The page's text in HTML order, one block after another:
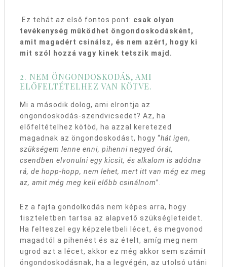
Ez tehát az első fontos pont: csak olyan
tevékenység működhet öngondoskodásként,
amit magadért csinálsz, és nem azért, hogy ki
mit szól hozzá vagy kinek tetszik majd.
2. NEM ÖNGONDOSKODÁS, AMI
ELŐFELTÉTELHEZ VAN KÖTVE.
Mi a második dolog, ami elrontja az
öngondoskodás-szendvicsedet? Az, ha
előfeltételhez kötöd, ha azzal keretezed
magadnak az öngondoskodást, hogy “hát igen,
szükségem lenne enni, pihenni negyed órát,
csendben elvonulni egy kicsit, és alkalom is adódna
rá, de hopp-hopp, nem lehet, mert itt van még ez meg
az, amit még meg kell előbb csinálnom”.
Ez a fajta gondolkodás nem képes arra, hogy
tiszteletben tartsa az alapvető szükségleteidet.
Ha felteszel egy képzeletbeli lécet, és megvonod
magadtól a pihenést és az ételt, amíg meg nem
ugrod azt a lécet, akkor ez még akkor sem számít
öngondoskodásnak, ha a legvégén, az utolsó utáni